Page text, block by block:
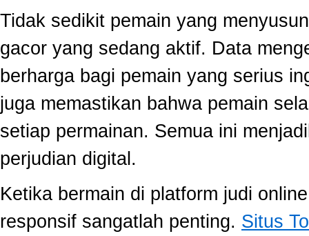
Tidak sedikit pemain yang
gacor yang sedang aktif. Data
berharga bagi pemain yang serius
juga memastikan bahwa pemain
setiap permainan. Semua ini
perjudian digital.
Ketika bermain di platform judi
responsif sangatlah penting. Situs